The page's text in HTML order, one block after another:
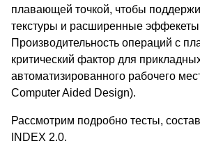
плавающей точкой, чтобы
текстуры и расширенные
Производительность операций с
критический фактор для
автоматизированного рабочего
Computer Aided Design).
Рассмотрим подробно тесты,
INDEX 2.0.